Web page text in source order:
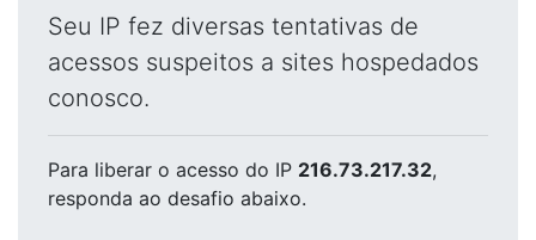
Seu IP fez diversas tentativas de
acessos suspeitos a sites hospedados
conosco.
Para liberar o acesso do IP 216.73.217.32,
responda ao desafio abaixo.